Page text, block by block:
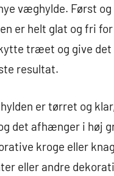
væghylde. Først
er helt glat og fri
træet og give det
resultat.
er tørret og
det afhænger i høj
kroge eller
eller andre